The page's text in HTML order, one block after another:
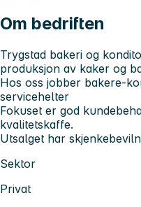
Om bedriften
Trygstad bakeri og
produksjon av kaker og
Hos oss jobber bakere-
servicehelter
Fokuset er god
kvalitetskaffe.
Utsalget har
Sektor
Privat